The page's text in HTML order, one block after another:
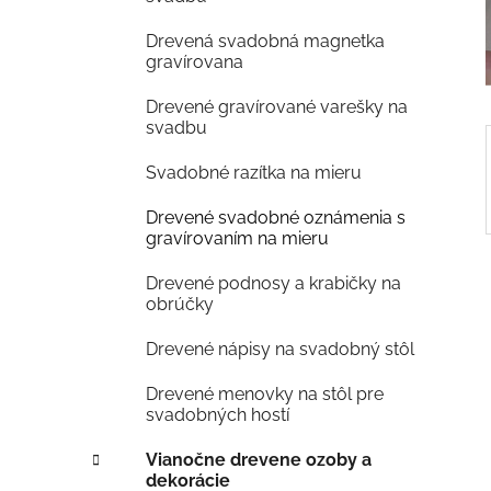
Drevená svadobná magnetka
gravírovana
Drevené gravírované varešky na
svadbu
Svadobné razítka na mieru
Drevené svadobné oznámenia s
gravírovaním na mieru
Drevené podnosy a krabičky na
obrúčky
Drevené nápisy na svadobný stôl
Drevené menovky na stôl pre
svadobných hostí
Vianočne drevene ozoby a
dekorácie